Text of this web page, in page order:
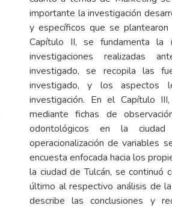
importante la investigación
y específicos que se
Capítulo II, se fundamenta la
investigaciones realizadas
investigado, se recopila las
investigado, y los aspectos
investigación. En el Capítulo
mediante fichas de
odontológicos en la
operacionalización de variables
encuesta enfocada hacia los
la ciudad de Tulcán, se continuó
último al respectivo análisis de
describe las conclusiones y